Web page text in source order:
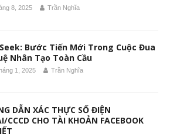
8, 2025 Trần Nghĩa
Bước Tiến Mới Trong Cuộc Đua
Nhân Tạo Toàn Cầu
1, 2025 Trần Nghĩa
DẪN XÁC THỰC SỐ ĐIỆN
CCCD CHO TÀI KHOẢN FACEBOOK